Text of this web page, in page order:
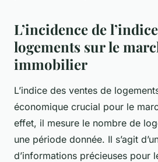
L’incidence de
logements sur le
immobilier
L’indice des ventes de
économique crucial pour le
effet, il mesure le nombre de
une période donnée. Il s’agit
d’informations précieuses pour